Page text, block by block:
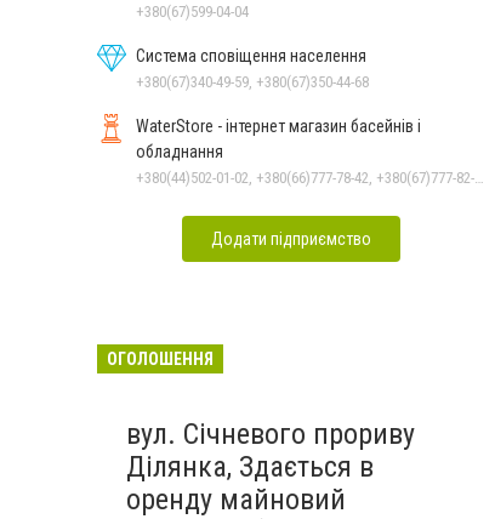
+380(67)599-04-04
Система сповіщення населення
+380(67)340-49-59, +380(67)350-44-68
WaterStore - інтернет магазин басейнів і
обладнання
Додати підприємство
ОГОЛОШЕННЯ
вул. Січневого прориву
Ділянка, Здається в
оренду майновий